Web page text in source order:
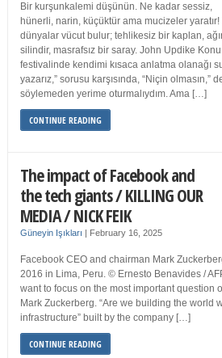
Bir kurşunkalemi düşünün. Ne kadar sessiz,
hünerli, narin, küçüktür ama mucizeler
dünyalar vücut bulur; tehlikesiz bir kaplan,
silindir, masrafsız bir saray. John Updike Konu
festivalinde kendimi kısaca anlatma olanağı
yazarız,” sorusu karşısında, “Niçin olmasın,”
söylemeden yerime oturmalıydım. Ama […]
CONTINUE READING
The impact of Facebook and
the tech giants / KILLING OUR
MEDIA / NICK FEIK
Güneyin Işıkları | February 16, 2025
Facebook CEO and chairman Mark
2016 in Lima, Peru. © Ernesto Benavides /
want to focus on the most important question
Mark Zuckerberg. “Are we building the world
infrastructure” built by the company […]
CONTINUE READING